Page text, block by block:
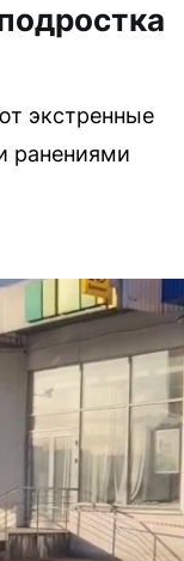
экстренные
ранениями